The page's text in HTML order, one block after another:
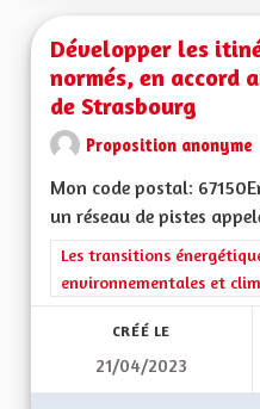
Développer les
normés, en accord
de Strasbourg
Proposition anonyme
Mon code postal:
un réseau de pistes
Filtrer les résultats de la
Les transitions
environnementales et
CRÉÉ LE
21/04/2023